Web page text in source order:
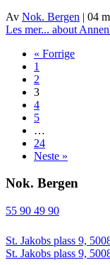
Av Nok. Bergen | 04
Les mer... about
« Forrige
1
2
3
4
5
…
24
Neste »
Nok. Bergen
55 90 49 90
St. Jakobs plass 9,
St. Jakobs plass 9,